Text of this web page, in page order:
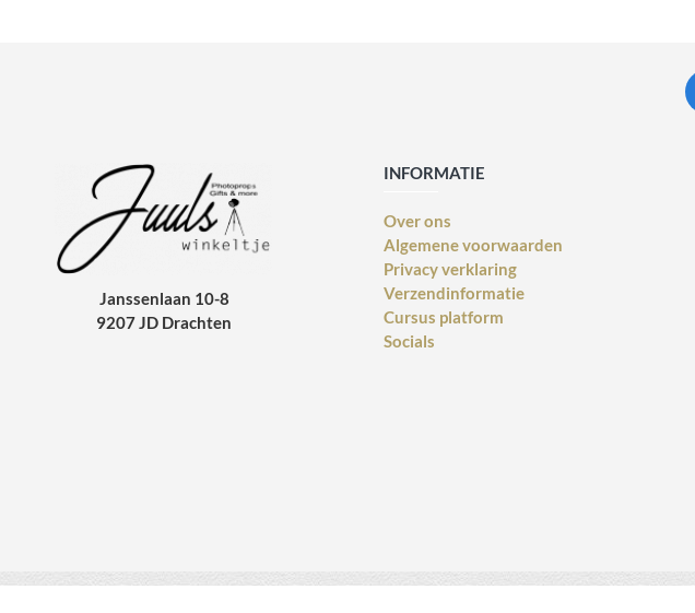
Janssenlaan 10-8
9207 JD Drachten
INFORMATIE
Over ons
Algemene voorwaarden
Privacy verklaring
Verzendinformatie
Cursus platform
Socials